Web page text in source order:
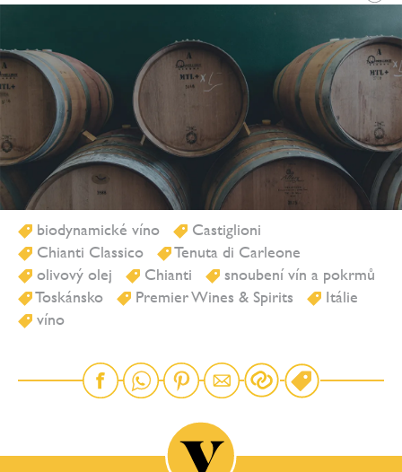
biodynamické víno
Castiglioni
Chianti Classico
Tenuta di Carleone
olivový olej
Chianti
snoubení vín a pokrmů
Toskánsko
Premier Wines & Spirits
Itálie
víno